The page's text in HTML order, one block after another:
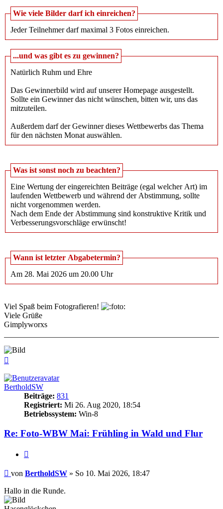
Wie viele Bilder darf ich einreichen?
Jeder Teilnehmer darf maximal 3 Fotos einreichen.
...und was gibt es zu gewinnen?
Natürlich Ruhm und Ehre
Das Gewinnerbild wird auf unserer Homepage ausgestellt.
Sollte ein Gewinner das nicht wünschen, bitten wir, uns das
mitzuteilen.
Außerdem darf der Gewinner dieses Wettbewerbs das Thema
für den nächsten Monat auswählen.
Was ist sonst noch zu beachten?
Eine Wertung der eingereichten Beiträge (egal welcher Art) im
laufenden Wettbewerb und während der Abstimmung, sollte
nicht vorgenommen werden.
Nach dem Ende der Abstimmung sind konstruktive Kritik und
Verbesserungsvorschläge erwünscht!
Wann ist letzter Abgabetermin?
Am 28. Mai 2026 um 20.00 Uhr
Viel Spaß beim Fotografieren!
Viele Grüße
Gimplyworxs
BertholdSW
Beiträge: 831
Registriert: Mi 26. Aug 2020, 18:54
Betriebssystem: Win-8
Re: Foto-WBW Mai: Frühling in Wald und Flur
Beitrag
von BertholdSW » So 10. Mai 2026, 18:47
Hallo in die Runde.